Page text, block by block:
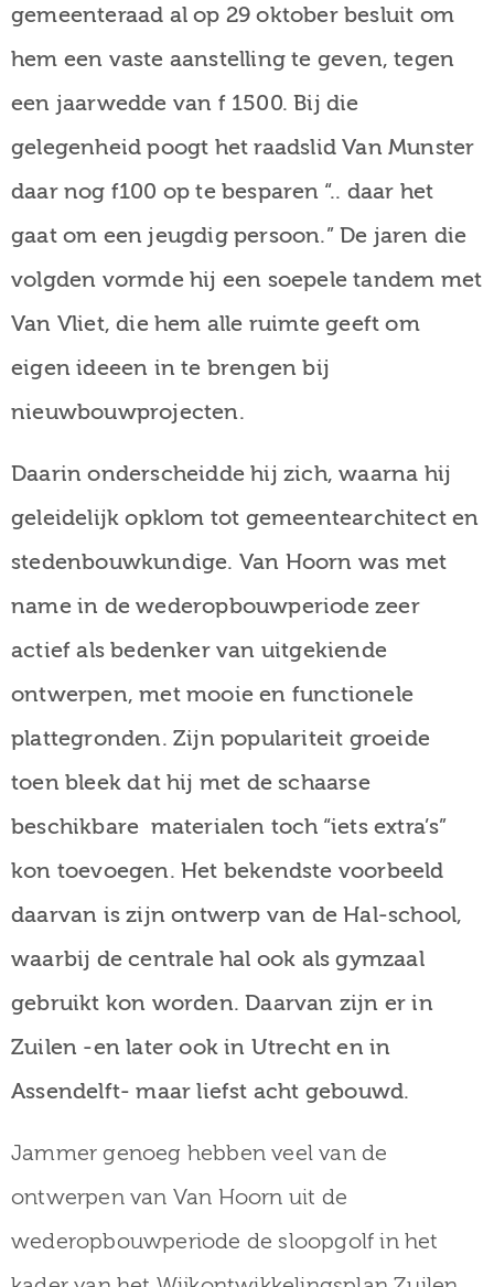
gemeenteraad al op 29 oktober besluit om
hem een vaste aanstelling te geven, tegen
een jaarwedde van f 1500. Bij die
gelegenheid poogt het raadslid Van Munster
daar nog f100 op te besparen “.. daar het
gaat om een jeugdig persoon.” De jaren die
volgden vormde hij een soepele tandem met
Van Vliet, die hem alle ruimte geeft om
eigen ideeen in te brengen bij
nieuwbouwprojecten.
Daarin onderscheidde hij zich, waarna hij
geleidelijk opklom tot gemeentearchitect en
stedenbouwkundige. Van Hoorn was met
name in de wederopbouwperiode zeer
actief als bedenker van uitgekiende
ontwerpen, met mooie en functionele
plattegronden. Zijn populariteit groeide
toen bleek dat hij met de schaarse
beschikbare materialen toch “iets extra’s”
kon toevoegen. Het bekendste voorbeeld
daarvan is zijn ontwerp van de Hal-school,
waarbij de centrale hal ook als gymzaal
gebruikt kon worden. Daarvan zijn er in
Zuilen -en later ook in Utrecht en in
Assendelft- maar liefst acht gebouwd.
Jammer genoeg hebben veel van de
ontwerpen van Van Hoorn uit de
wederopbouwperiode de sloopgolf in het